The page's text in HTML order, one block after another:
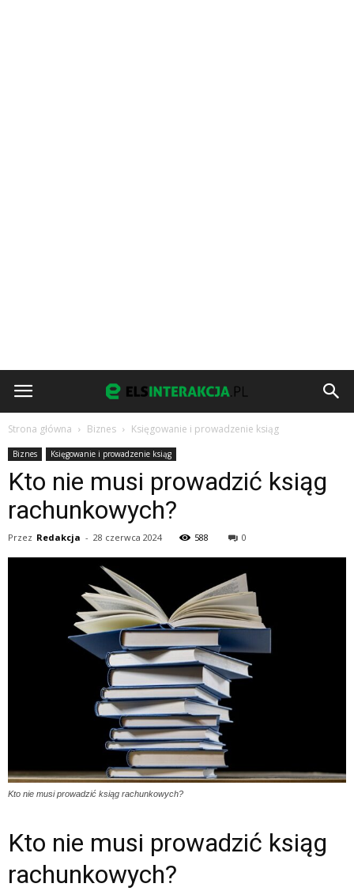
Strona główna Biznes Księgowanie i prowadzenie ksiąg
Biznes Księgowanie i prowadzenie ksiąg
Kto nie musi prowadzić ksiąg
rachunkowych?
Przez Redakcja - 28 czerwca 2024 588 0
Kto nie musi prowadzić ksiąg rachunkowych?
Kto nie musi prowadzić ksiąg
rachunkowych?